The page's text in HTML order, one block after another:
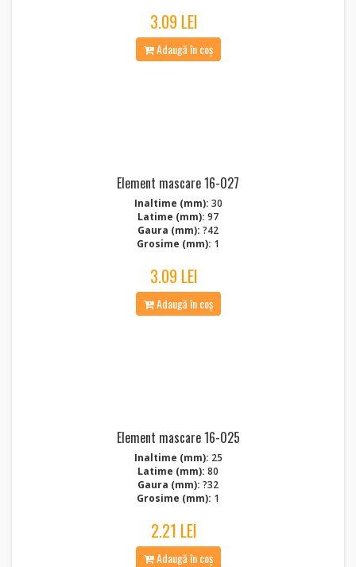
3.09 LEI
Adaugă în coș
Element mascare 16-027
Inaltime (mm): 30
Latime (mm): 97
Gaura (mm): ?42
Grosime (mm): 1
3.09 LEI
Adaugă în coș
Element mascare 16-025
Inaltime (mm): 25
Latime (mm): 80
Gaura (mm): ?32
Grosime (mm): 1
2.21 LEI
Adaugă în coș